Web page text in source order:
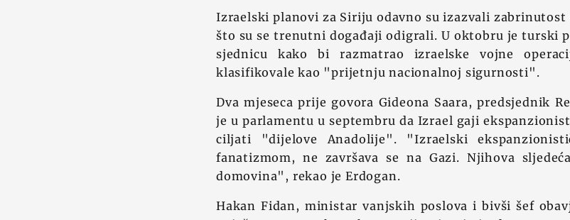
Izraelski planovi za Siriju odavno su izazvali
što su se trenutni događaji odigrali. U oktobru je turski
sjednicu kako bi razmatrao izraelske vojne
klasifikovale kao "prijetnju nacionalnoj sigurnosti".
Dva mjeseca prije govora Gideona Saara, predsjednik
je u parlamentu u septembru da Izrael gaji
ciljati "dijelove Anadolije". "Izraelski
fanatizmom, ne završava se na Gazi. Njihova
domovina", rekao je Erdogan.
Hakan Fidan, ministar vanjskih poslova i bivši šef